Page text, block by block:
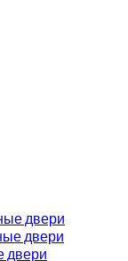
двери
двери
двери